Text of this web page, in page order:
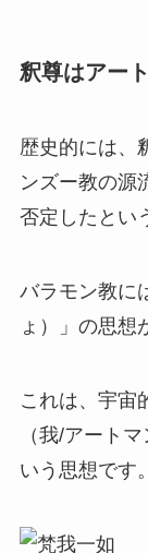
釈尊はアー
歴史的には、
ンズー教の源
否定したとい
バラモン教に
ょ）」の思想
これは、宇宙
（我/アート
いう思想です。